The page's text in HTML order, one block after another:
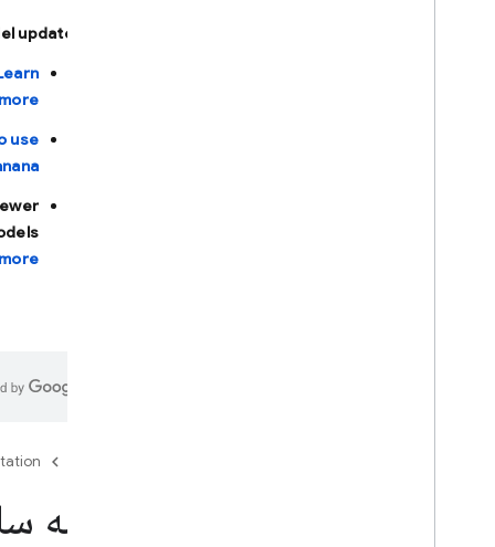
updates:
more.
use